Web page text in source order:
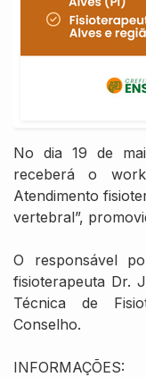
No dia 19 de
receberá o
Atendimento
vertebral”,
O responsável
fisioterapeuta Dr.
Técnica de
Conselho.
INFORMAÇÕES: